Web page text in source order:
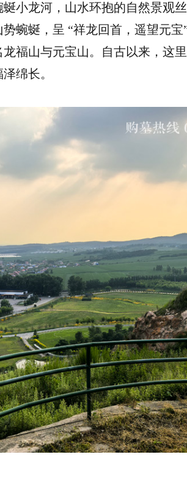
小龙河，山水环抱的自然景观
蜿蜒，呈 “祥龙回首，遥望元宝
福山与元宝山。自古以来，这
绵长。